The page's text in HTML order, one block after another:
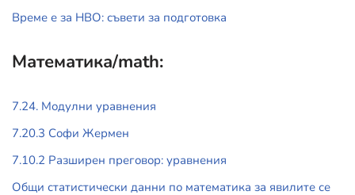
Време е за НВО: съвети за подготовка
Математика/math:
7.24. Модулни уравнения
7.20.3 Софи Жермен
7.10.2 Разширен преговор: уравнения
Общи статистически данни по математика за явилите се